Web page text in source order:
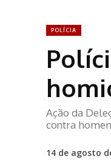
POLÍCIA
Ação da
contra
14 de agosto